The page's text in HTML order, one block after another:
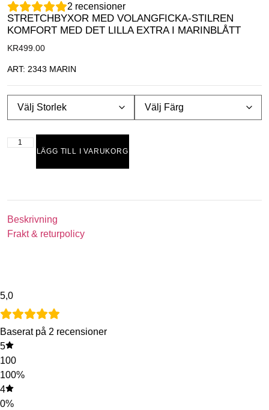
2 recensioner
STRETCHBYXOR MED VOLANGFICKA-STILREN
KOMFORT MED DET LILLA EXTRA I MARINBLÅTT
KR499.00
ART: 2343 MARIN
LÄGG TILL I VARUKORG
Beskrivning
Frakt & returpolicy
5,0
Baserat på 2 recensioner
5
100
100%
4
0%